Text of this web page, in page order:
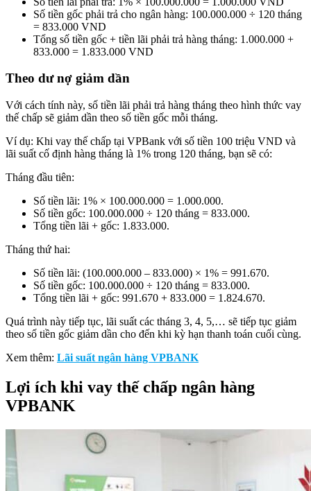
Số tiền gốc phải trả cho ngân hàng: 100.000.000 ÷ 120 tháng
= 833.000 VND
Tổng số tiền gốc + tiền lãi phải trả hàng tháng: 1.000.000 +
833.000 = 1.833.000 VND
Theo dư nợ giảm dần
Với cách tính này, số tiền lãi phải trả hàng tháng theo hình thức vay
thế chấp sẽ giảm dần theo số tiền gốc mỗi tháng.
Ví dụ: Khi vay thế chấp tại VPBank với số tiền 100 triệu VND và
lãi suất cố định hàng tháng là 1% trong 120 tháng, bạn sẽ có:
Tháng đầu tiên:
Số tiền lãi: 1% × 100.000.000 = 1.000.000.
Số tiền gốc: 100.000.000 ÷ 120 tháng = 833.000.
Tổng tiền lãi + gốc: 1.833.000.
Tháng thứ hai:
Số tiền lãi: (100.000.000 – 833.000) × 1% = 991.670.
Số tiền gốc: 100.000.000 ÷ 120 tháng = 833.000.
Tổng tiền lãi + gốc: 991.670 + 833.000 = 1.824.670.
Quá trình này tiếp tục, lãi suất các tháng 3, 4, 5,… sẽ tiếp tục giảm
theo số tiền gốc giảm dần cho đến khi kỳ hạn thanh toán cuối cùng.
Xem thêm: Lãi suất ngân hàng VPBANK
Lợi ích khi vay thế chấp ngân hàng
VPBANK